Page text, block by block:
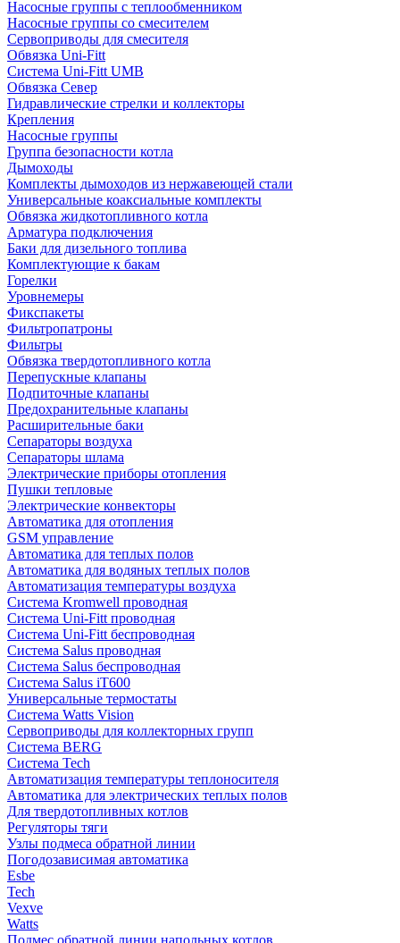
Насосные группы с теплообменником
Насосные группы со смесителем
Сервоприводы для смесителя
Обвязка Uni-Fitt
Система Uni-Fitt UMB
Обвязка Север
Гидравлические стрелки и коллекторы
Крепления
Насосные группы
Группа безопасности котла
Дымоходы
Комплекты дымоходов из нержавеющей стали
Универсальные коаксиальные комплекты
Обвязка жидкотопливного котла
Арматура подключения
Баки для дизельного топлива
Комплектующие к бакам
Горелки
Уровнемеры
Фикспакеты
Фильтропатроны
Фильтры
Обвязка твердотопливного котла
Перепускные клапаны
Подпиточные клапаны
Предохранительные клапаны
Расширительные баки
Сепараторы воздуха
Сепараторы шлама
Электрические приборы отопления
Пушки тепловые
Электрические конвекторы
Автоматика для отопления
GSM управление
Автоматика для теплых полов
Автоматика для водяных теплых полов
Автоматизация температуры воздуха
Система Kromwell проводная
Система Uni-Fitt проводная
Система Uni-Fitt беспроводная
Система Salus проводная
Система Salus беспроводная
Система Salus iT600
Универсальные термостаты
Система Watts Vision
Сервоприводы для коллекторных групп
Система BERG
Система Tech
Автоматизация температуры теплоносителя
Автоматика для электрических теплых полов
Для твердотопливных котлов
Регуляторы тяги
Узлы подмеса обратной линии
Погодозависимая автоматика
Esbe
Tech
Vexve
Watts
Подмес обратной линии напольных котлов